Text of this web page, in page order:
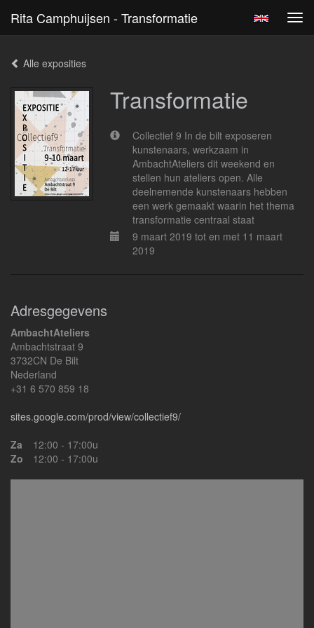
Rita Camphuijsen - Transformatie
Alle exposities
Transformatie
Collectief 9 In de bilt exposeren
kunstenaars, werkzaam in
AmbachtAteliers dit weekend en
stellen hun ateliers open. Alle
deelnemende kunstenaars hebben
een werk gemaakt waarin het thema
transformatie centraal staat
9 maart 2019 tot en met 11 maart
2019
Adresgegevens
AmbachtAteliers
Ambachtstraat 9
3732CN De Bilt
Nederland
+31 6 570 859 18
sites.google.com/prod/view/collectief9/
Za
12:00 - 17:00u
Zo
12:00 - 17:00u